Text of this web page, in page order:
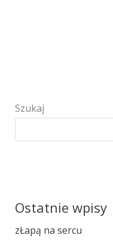
Szukaj
Ostatnie wpisy
zŁapą na sercu